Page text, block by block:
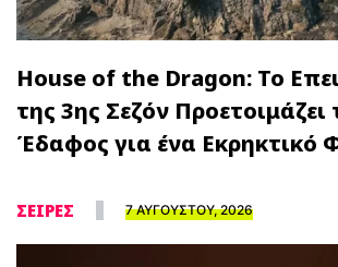
House of the Dragon: Το
της 3ης Σεζόν Προετοιμάζει
Έδαφος για ένα Εκρηκτικό
ΣΕΙΡΕΣ 7 ΑΥΓΟΥΣΤΟΥ, 2026